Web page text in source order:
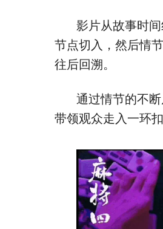
影片从故事时
节点切入，然后情
往后回溯。
通过情节的不
带领观众走入一环